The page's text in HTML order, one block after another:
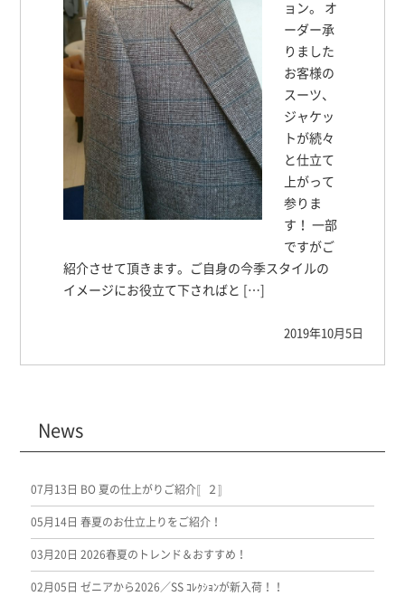
ョン。 オ
ーダー承
りました
お客様の
スーツ、
ジャケッ
トが続々
と仕立て
上がって
参りま
す！ 一部
ですがご
紹介させて頂きます。ご自身の今季スタイルの
イメージにお役立て下さればと […]
2019年10月5日
News
07月13日 BO 夏の仕上がりご紹介〚２〛
05月14日 春夏のお仕立上りをご紹介！
03月20日 2026春夏のトレンド＆おすすめ！
02月05日 ゼニアから2026／SS ｺﾚｸｼｮﾝが新入荷！！